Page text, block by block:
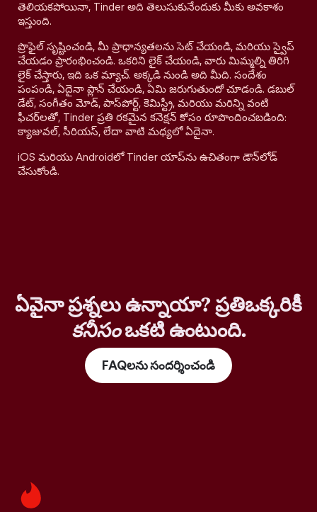
తెలియకపోయినా, Tinder అది తెలుసుకునేందుకు మీకు అవకాశం
ఇస్తుంది.
ప్రొఫైల్ సృష్టించండి, మీ ప్రాధాన్యతలను సెట్ చేయండి, మరియు స్వైప్
చేయడం ప్రారంభించండి. ఒకరిని లైక్ చేయండి, వారు మిమ్మల్ని తిరిగి
లైక్ చేస్తారు, ఇది ఒక మ్యాచ్. అక్కడి నుండి అది మీది. సందేశం
పంపండి, ఏదైనా ప్లాన్ చేయండి, ఏమి జరుగుతుందో చూడండి. డబుల్
డేట్, సంగీతం మోడ్, పాస్‌పోర్ట్, కెమిస్ట్రీ, మరియు మరిన్ని వంటి
ఫీచర్‌లతో, Tinder ప్రతి రకమైన కనెక్షన్ కోసం రూపొందించబడింది:
క్యాజువల్, సీరియస్, లేదా వాటి మధ్యలో ఏదైనా.
iOS మరియు Androidలో Tinder యాప్‌ను ఉచితంగా డౌన్‌లోడ్
చేసుకోండి.
ఏవైనా ప్రశ్నలు ఉన్నాయా? ప్రతిఒక్కరికీ
కనీసంఒకటి ఉంటుంది.
FAQలను సందర్శించండి